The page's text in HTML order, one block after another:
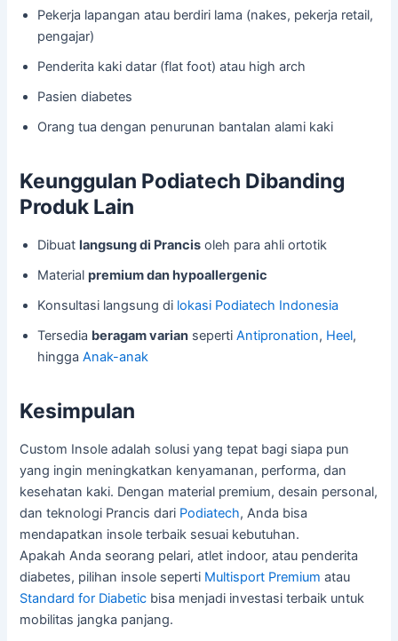
Pekerja lapangan atau berdiri lama (nakes, pekerja retail,
pengajar)
Penderita kaki datar (flat foot) atau high arch
Pasien diabetes
Orang tua dengan penurunan bantalan alami kaki
Keunggulan Podiatech Dibanding
Produk Lain
Dibuat langsung di Prancis oleh para ahli ortotik
Materialpremium dan hypoallergenic
Konsultasi langsung di lokasi Podiatech Indonesia
Tersedia beragam varian seperti Antipronation, Heel,
hingga Anak-anak
Kesimpulan
Custom Insole adalah solusi yang tepat bagi siapa pun
yang ingin meningkatkan kenyamanan, performa, dan
kesehatan kaki. Dengan material premium, desain personal,
dan teknologi Prancis dari Podiatech, Anda bisa
mendapatkan insole terbaik sesuai kebutuhan.
Apakah Anda seorang pelari, atlet indoor, atau penderita
diabetes, pilihan insole seperti Multisport Premium atau
Standard for Diabetic bisa menjadi investasi terbaik untuk
mobilitas jangka panjang.